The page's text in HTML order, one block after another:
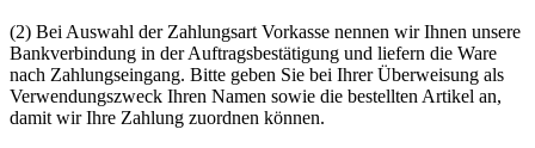
(2) Bei Auswahl der Zahlungsart Vorkasse nennen wir Ihnen unsere
Bankverbindung in der Auftragsbestätigung und liefern die Ware
nach Zahlungseingang. Bitte geben Sie bei Ihrer Überweisung als
Verwendungszweck Ihren Namen sowie die bestellten Artikel an,
damit wir Ihre Zahlung zuordnen können.